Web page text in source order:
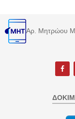
Αρ. Μητρώου